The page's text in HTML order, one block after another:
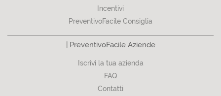
Incentivi
PreventivoFacile Consiglia
| PreventivoFacile Aziende
Iscrivi la tua azienda
FAQ
Contatti